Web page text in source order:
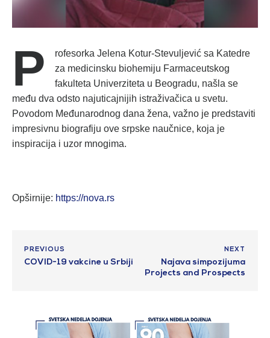
P
rofesorka Jelena Kotur-Stevuljević sa Katedre
za medicinsku biohemiju Farmaceutskog
fakulteta Univerziteta u Beogradu, našla se
među dva odsto najuticajnijih istraživačica u svetu.
Povodom Međunarodnog dana žena, važno je predstaviti
impresivnu biografiju ove srpske naučnice, koja je
inspiracija i uzor mnogima.
Opširnije: https://nova.rs
PREVIOUS
COVID-19 vakcine u Srbiji
NEXT
Najava simpozijuma
Projects and Prospects